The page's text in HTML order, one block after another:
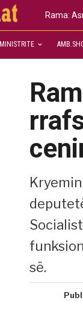
Rama:
MINISTRITE
së.